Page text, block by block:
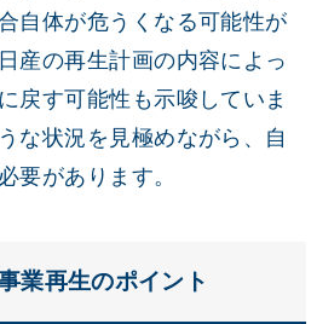
自体が危うくなる可能性が
産の再生計画の内容によっ
戻す可能性も示唆していま
な状況を見極めながら、自
要があります。
業再生のポイント